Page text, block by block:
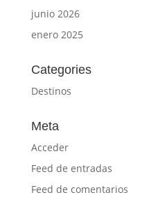
junio 2026
enero 2025
Categories
Destinos
Meta
Acceder
Feed de entradas
Feed de comentarios